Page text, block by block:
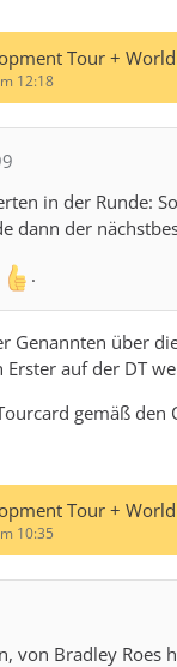
Tour +
12:18
in der Runde:
dann der
.
Genannten über
auf der DT
gemäß den
Tour +
10:35
von Bradley Roes